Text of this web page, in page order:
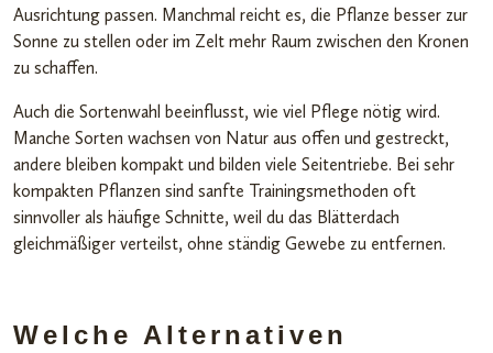
Ausrichtung passen. Manchmal reicht es, die Pflanze besser zur
Sonne zu stellen oder im Zelt mehr Raum zwischen den Kronen
zu schaffen.
Auch die Sortenwahl beeinflusst, wie viel Pflege nötig wird.
Manche Sorten wachsen von Natur aus offen und gestreckt,
andere bleiben kompakt und bilden viele Seitentriebe. Bei sehr
kompakten Pflanzen sind sanfte Trainingsmethoden oft
sinnvoller als häufige Schnitte, weil du das Blätterdach
gleichmäßiger verteilst, ohne ständig Gewebe zu entfernen.
Welche Alternativen